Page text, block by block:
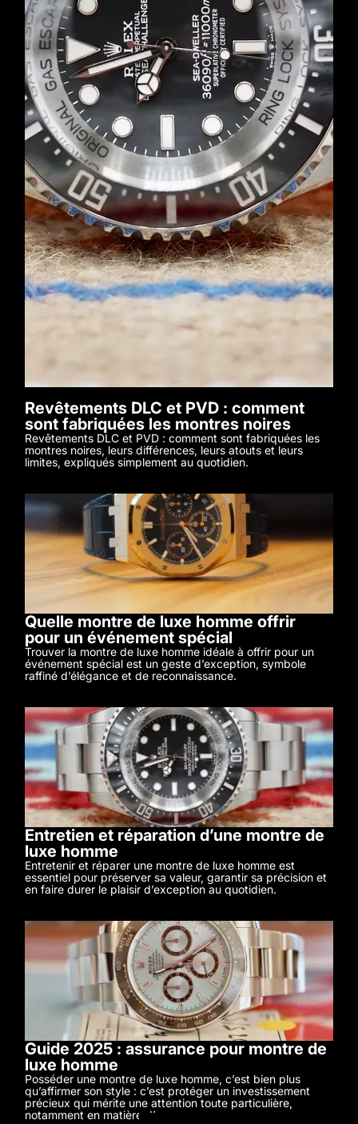
Revêtements DLC et PVD : comment
sont fabriquées les montres noires
Revêtements DLC et PVD : comment sont fabriquées les
montres noires, leurs différences, leurs atouts et leurs
limites, expliqués simplement au quotidien.
Quelle montre de luxe homme offrir
pour un événement spécial
Trouver la montre de luxe homme idéale à offrir pour un
événement spécial est un geste d’exception, symbole
raffiné d’élégance et de reconnaissance.
Entretien et réparation d’une montre de
luxe homme
Entretenir et réparer une montre de luxe homme est
essentiel pour préserver sa valeur, garantir sa précision et
en faire durer le plaisir d’exception au quotidien.
Guide 2025 : assurance pour montre de
luxe homme
Posséder une montre de luxe homme, c’est bien plus
qu’affirmer son style : c’est protéger un investissement
précieux qui mérite une attention toute particulière,
notamment en matière d’assurance.